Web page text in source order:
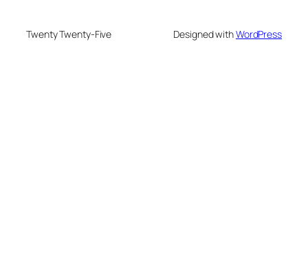
Twenty Twenty-Five Designed withWordPress